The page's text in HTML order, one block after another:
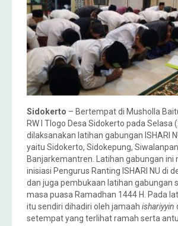
Sidokerto – Bertempat di Musholla
RW I Tlogo Desa Sidokerto pada Selasa
dilaksanakan latihan gabungan ISHARI
yaitu Sidokerto, Sidokepung,
Banjarkemantren. Latihan gabungan ini
inisiasi Pengurus Ranting ISHARI NU di
dan juga pembukaan latihan gabungan
masa puasa Ramadhan 1444 H. Pada
itu sendiri dihadiri oleh jamaah ishariyyin
setempat yang terlihat ramah serta